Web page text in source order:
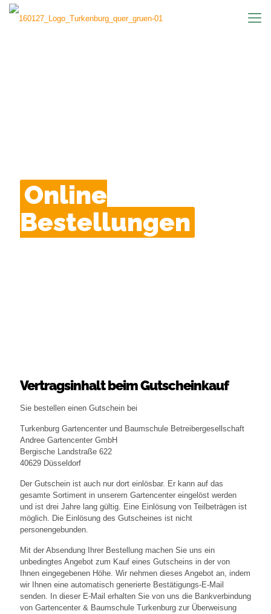
Online
Bestellungen
Vertragsinhalt beim Gutscheinkauf
Sie bestellen einen Gutschein bei
Turkenburg Gartencenter und Baumschule Betreibergesellschaft
Andree Gartencenter GmbH
Bergische Landstraße 622
40629 Düsseldorf
Der Gutschein ist auch nur dort einlösbar. Er kann auf das
gesamte Sortiment in unserem Gartencenter eingelöst werden
und ist drei Jahre lang gültig. Eine Einlösung von Teilbeträgen ist
möglich. Die Einlösung des Gutscheines ist nicht
personengebunden.
Mit der Absendung Ihrer Bestellung machen Sie uns ein
unbedingtes Angebot zum Kauf eines Gutscheins in der von
Ihnen eingegebenen Höhe. Wir nehmen dieses Angebot an, indem
wir Ihnen eine automatisch generierte Bestätigungs-E-Mail
senden. In dieser E-Mail erhalten Sie von uns die Bankverbindung
von Gartencenter & Baumschule Turkenburg zur Überweisung